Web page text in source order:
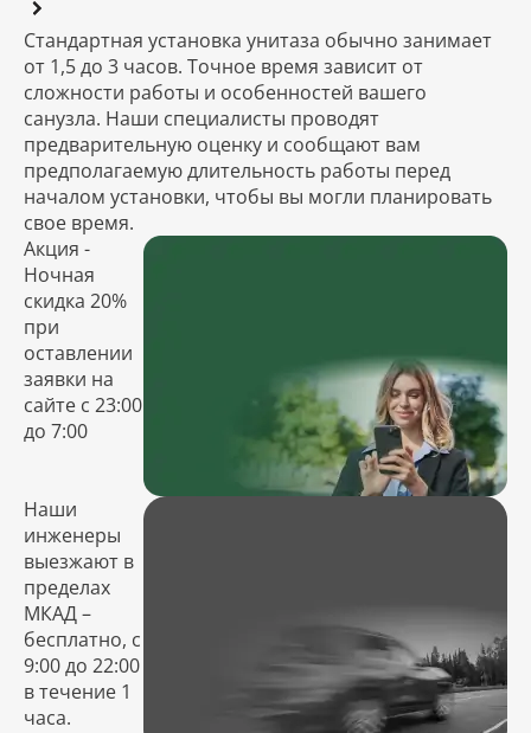
Стандартная установка унитаза обычно занимает
от 1,5 до 3 часов. Точное время зависит от
сложности работы и особенностей вашего
санузла. Наши специалисты проводят
предварительную оценку и сообщают вам
предполагаемую длительность работы перед
началом установки, чтобы вы могли планировать
свое время.
Акция -
Ночная
скидка 20%
при
оставлении
заявки на
сайте с 23:00
до 7:00
Наши
инженеры
выезжают в
пределах
МКАД –
бесплатно, с
9:00 до 22:00
в течение 1
часа.